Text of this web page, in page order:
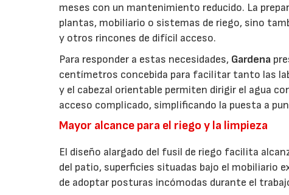
meses con un mantenimiento reducido. La
plantas, mobiliario o sistemas de riego, sino
y otros rincones de difícil acceso.
Para responder a estas necesidades, Gardena
centímetros concebida para facilitar tanto las
y el cabezal orientable permiten dirigir el agua
acceso complicado, simplificando la puesta a
Mayor alcance para el riego y la limpieza
El diseño alargado del fusil de riego facilita
del patio, superficies situadas bajo el mobiliario
de adoptar posturas incómodas durante el